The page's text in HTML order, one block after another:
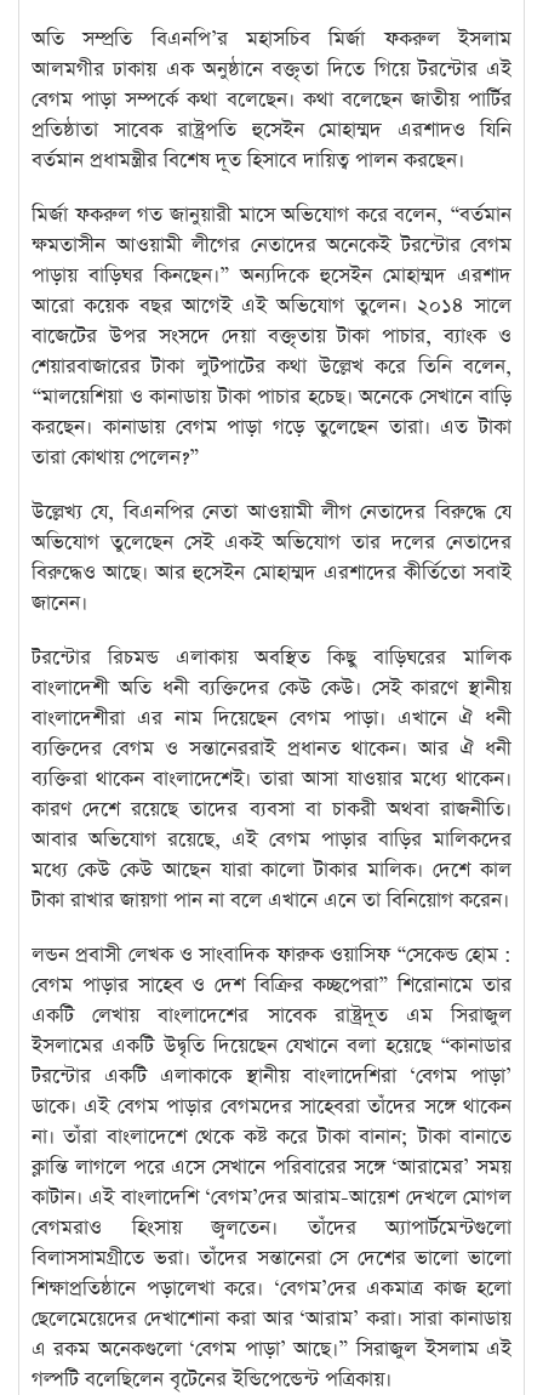
অতি সম্প্রতি বিএনপি’র মহাসচিব মির্জা ফকরুল ইসলাম
আলমগীর ঢাকায় এক অনুষ্ঠানে বক্তৃতা দিতে গিয়ে টরন্টোর এই
বেগম পাড়া সম্পর্কে কথা বলেছেন। কথা বলেছেন জাতীয় পার্টির
প্রতিষ্ঠাতা সাবেক রাষ্ট্রপতি হুসেইন মোহাম্মদ এরশাদও যিনি
বর্তমান প্রধামন্ত্রীর বিশেষ দূত হিসাবে দায়িত্ব পালন করছেন।
মির্জা ফকরুল গত জানুয়ারী মাসে অভিযোগ করে বলেন, “বর্তমান
ক্ষমতাসীন আওয়ামী লীগের নেতাদের অনেকেই টরন্টোর বেগম
পাড়ায় বাড়িঘর কিনছেন।” অন্যদিকে হুসেইন মোহাম্মদ এরশাদ
আরো কয়েক বছর আগেই এই অভিযোগ তুলেন। ২০১৪ সালে
বাজেটের উপর সংসদে দেয়া বক্তৃতায় টাকা পাচার, ব্যাংক ও
শেয়ারবাজারের টাকা লুটপাটের কথা উল্লেখ করে তিনি বলেন,
“মালয়েশিয়া ও কানাডায় টাকা পাচার হচেছ। অনেকে সেখানে বাড়ি
করছেন। কানাডায় বেগম পাড়া গড়ে তুলেছেন তারা। এত টাকা
তারা কোথায় পেলেন?”
উল্লেখ্য যে, বিএনপির নেতা আওয়ামী লীগ নেতাদের বিরুদ্ধে যে
অভিযোগ তুলেছেন সেই একই অভিযোগ তার দলের নেতাদের
বিরুদ্ধেও আছে। আর হুসেইন মোহাম্মদ এরশাদের কীর্তিতো সবাই
জানেন।
টরন্টোর রিচমন্ড এলাকায় অবস্থিত কিছু বাড়িঘরের মালিক
বাংলাদেশী অতি ধনী ব্যক্তিদের কেউ কেউ। সেই কারণে স্থানীয়
বাংলাদেশীরা এর নাম দিয়েছেন বেগম পাড়া। এখানে ঐ ধনী
ব্যক্তিদের বেগম ও সন্তানেররাই প্রধানত থাকেন। আর ঐ ধনী
ব্যক্তিরা থাকেন বাংলাদেশেই। তারা আসা যাওয়ার মধ্যে থাকেন।
কারণ দেশে রয়েছে তাদের ব্যবসা বা চাকরী অথবা রাজনীতি।
আবার অভিযোগ রয়েছে, এই বেগম পাড়ার বাড়ির মালিকদের
মধ্যে কেউ কেউ আছেন যারা কালো টাকার মালিক। দেশে কাল
টাকা রাখার জায়গা পান না বলে এখানে এনে তা বিনিয়োগ করেন।
লন্ডন প্রবাসী লেখক ও সাংবাদিক ফারুক ওয়াসিফ “সেকেন্ড হোম :
বেগম পাড়ার সাহেব ও দেশ বিক্রির কচ্ছপেরা” শিরোনামে তার
একটি লেখায় বাংলাদেশের সাবেক রাষ্ট্রদূত এম সিরাজুল
ইসলামের একটি উদ্বৃতি দিয়েছেন যেখানে বলা হয়েছে “কানাডার
টরন্টোর একটি এলাকাকে স্থানীয় বাংলাদেশিরা ‘বেগম পাড়া’
ডাকে। এই বেগম পাড়ার বেগমদের সাহেবরা তাঁদের সঙ্গে থাকেন
না। তাঁরা বাংলাদেশে থেকে কষ্ট করে টাকা বানান; টাকা বানাতে
ক্লান্তি লাগলে পরে এসে সেখানে পরিবারের সঙ্গে ‘আরামের’ সময়
কাটান। এই বাংলাদেশি ‘বেগম’দের আরাম-আয়েশ দেখলে মোগল
বেগমরাও হিংসায় জ্বলতেন। তাঁদের অ্যাপার্টমেন্টগুলো
বিলাসসামগ্রীতে ভরা। তাঁদের সন্তানেরা সে দেশের ভালো ভালো
শিক্ষাপ্রতিষ্ঠানে পড়ালেখা করে। ‘বেগম’দের একমাত্র কাজ হলো
ছেলেমেয়েদের দেখাশোনা করা আর ‘আরাম’ করা। সারা কানাডায়
এ রকম অনেকগুলো ‘বেগম পাড়া’ আছে।” সিরাজুল ইসলাম এই
গল্পটি বলেছিলেন বৃটেনের ইন্ডিপেন্ডেন্ট পত্রিকায়।